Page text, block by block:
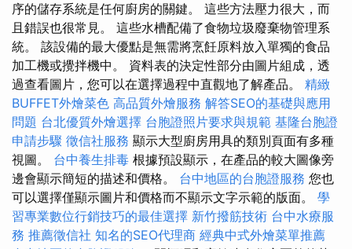
序的儲存系統是任何廚房的關鍵。 這些方法壓力很大，而
且錯誤也很常見。 這些水槽配備了食物垃圾廢棄物管理系
統。 該設備的最大優點是無需將烹飪原料放入單獨的食品
加工機或攪拌機中。 資料表的決定性部分由圖片組成，透
過查看圖片，您可以在選擇過程中直觀地了解產品。 精緻
BUFFET外燴菜色 高品質外燴服務 解答SEO的基礎與應用
問題 台北優質外燴選擇 台胞證照片要求與規範 基隆台胞證
申請步驟 徵信社服務 顯示大型廚房用具的類別頁面有多種
視圖。 台中養生排毒 根據預設顯示，在產品的較大圖像旁
邊會顯示簡短的描述和價格。 台中地區的台胞證服務 您也
可以選擇僅顯示圖片和價格而不顯示文字示範的版面。 學
習專業數位行銷技巧的最佳選擇 新竹撥筋技術 台中水療服
務 推薦徵信社 知名的SEO代理商 經典中式外燴菜單推薦